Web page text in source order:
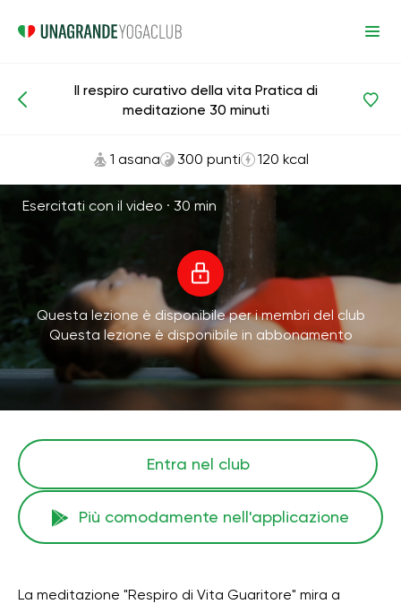
Meditazioni e respirazione Respiro
Il respiro curativo della vita Pratica di
meditazione 30 minuti
1 asana 300 punti 120 kcal
Esercitati con il video · 30 min
Questa lezione è disponibile per i membri del club
Questa lezione è disponibile in abbonamento
Entra nel club
Più comodamente nell'applicazione
La meditazione "Respiro di Vita Guaritore" mira a